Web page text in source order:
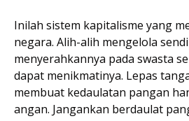
Inilah sistem kapitalisme yang
negara. Alih-alih mengelola
menyerahkannya pada swasta
dapat menikmatinya. Lepas
membuat kedaulatan pangan
angan. Jangankan berdaulat